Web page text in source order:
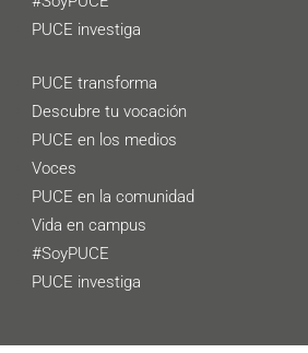
PUCE investiga
PUCE transforma
Descubre tu vocación
PUCE en los medios
Voces
PUCE en la comunidad
Vida en campus
#SoyPUCE
PUCE investiga